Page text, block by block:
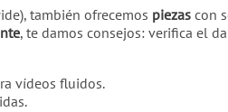
también ofrecemos piezas con
, te damos consejos: verifica el
vídeos fluidos.